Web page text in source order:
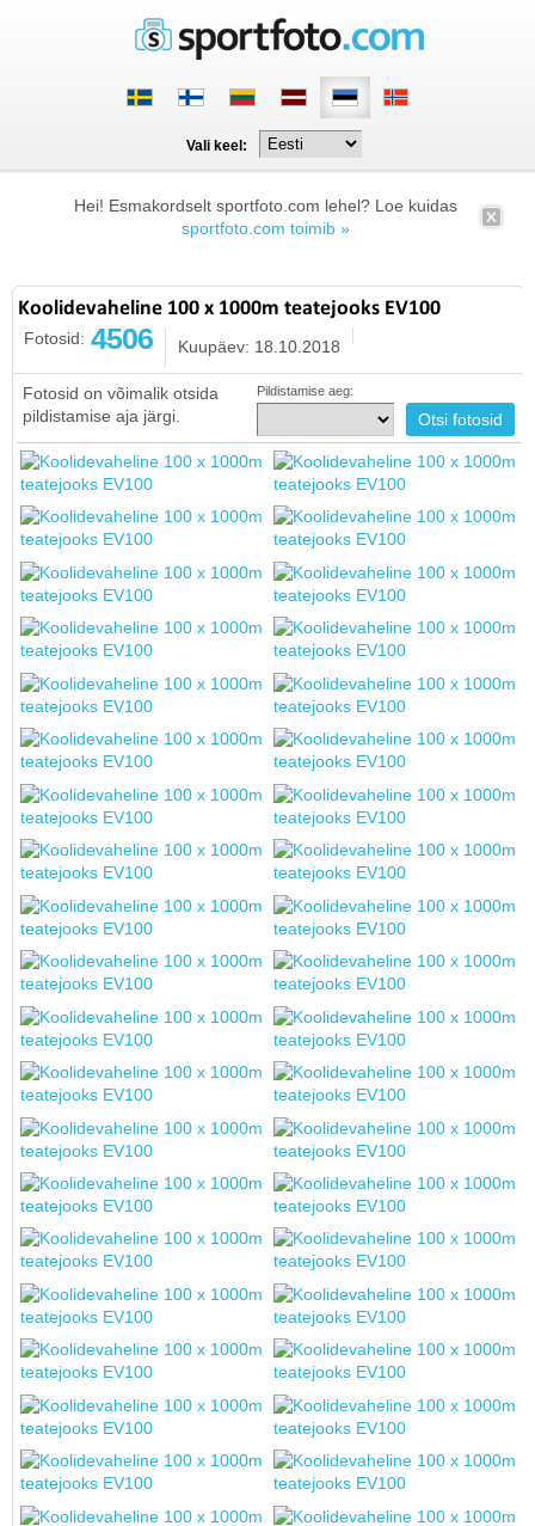
Vali keel:
Hei! Esmakordselt sportfoto.com lehel? Loe kuidas
sportfoto.com toimib »
Koolidevaheline 100 x 1000m teatejooks EV100
Fotosid: 4506 Kuupäev: 18.10.2018
Fotosid on võimalik otsida
pildistamise aja järgi.
Pildistamise aeg: